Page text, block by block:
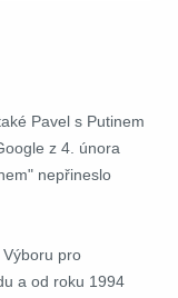
Pavel s Putinem
z 4. února
nepřineslo
Výboru pro
a od roku 1994